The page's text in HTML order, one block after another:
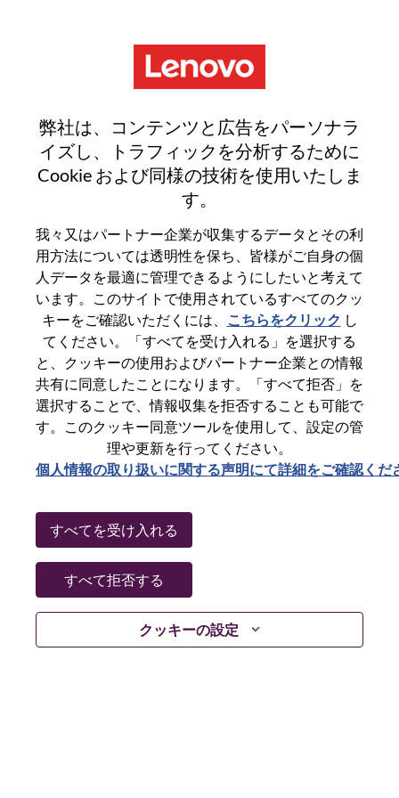
弊社は、コンテンツと広告をパーソナラ
イズし、トラフィックを分析するために
Cookie および同様の技術を使用いたしま
す。
我々又はパートナー企業が収集するデータとその利
用方法については透明性を保ち、皆様がご自身の個
人データを最適に管理できるようにしたいと考えて
います。このサイトで使用されているすべてのクッ
キーをご確認いただくには、
こちらをクリック し
てください。「すべてを受け入れる」を選択する
と、クッキーの使用およびパートナー企業との情報
共有に同意したことになります。「すべて拒否」を
選択することで、情報収集を拒否することも可能で
す。このクッキー同意ツールを使用して、設定の管
理や更新を行ってください。
個人情報の取り扱いに関する声明にて詳細をご確認くだ
クッキーの設定
すべてを受け入れる
すべて拒否する
Reset password
本当にパスワードをリセットします
Enter the email address associated with your
account, then click "Continue".
パスワードをリセットするためにリンクを
emailに送ります
パスワードをリセットください
E-mail*
Go Back
Lenovo.com